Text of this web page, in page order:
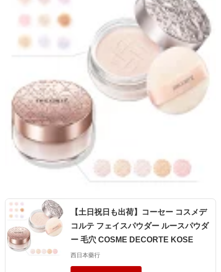
【土日祝日も出荷】コーセー コスメデ
コルテ フェイスパウダー ルースパウダ
ー 毛穴 COSME DECORTE KOSE
西日本藥行